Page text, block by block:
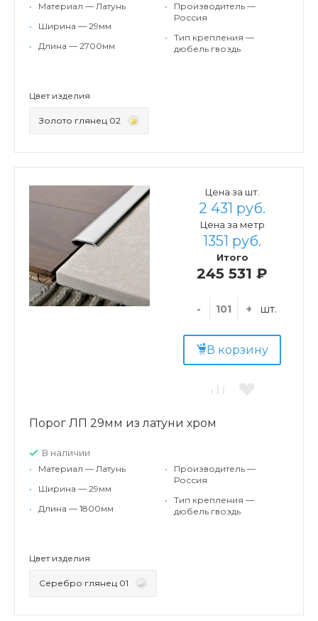
•
Материал — Латунь
•
Ширина — 29мм
•
Длина — 2700мм
•
Производитель —
Россия
•
Тип крепления —
дюбель гвоздь
Цвет изделия
Золото глянец 02
Цена за шт.
2 431 руб.
Цена за метр
1351 руб.
Итого
245 531 ₽
- + шт.
В корзину
Порог ЛП 29мм из латуни хром
В наличии
•
Материал — Латунь
•
Ширина — 29мм
•
Длина — 1800мм
•
Производитель —
Россия
•
Тип крепления —
дюбель гвоздь
Цвет изделия
Серебро глянец 01